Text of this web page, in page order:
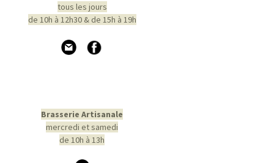
tous les jours
de 10h à 12h30 & de 15h à 19h
Brasserie Artisanale
mercredi et samedi
de 10h à 13h